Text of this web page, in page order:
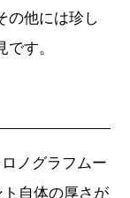
の他には珍し
す。
ノグラフムー
自体の厚さが